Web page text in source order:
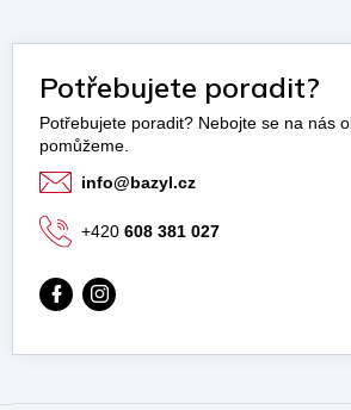
Potřebujete poradit?
info@bazyl.cz
+420 608 381 027